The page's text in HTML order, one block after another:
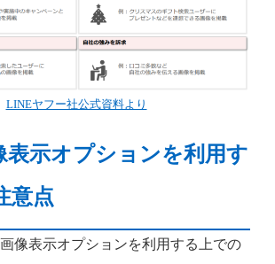
LINEヤフー社公式資料より
表示オプションを利用す
意点
像表示オプションを利用する上での